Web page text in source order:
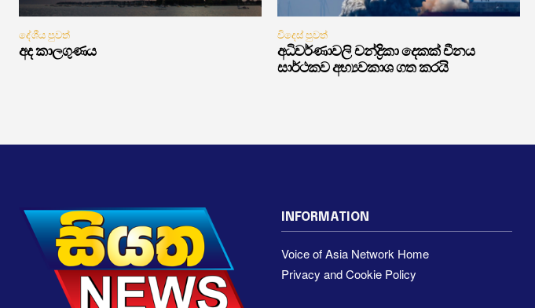
දේශීය පුවත්
අද කාලගුණය
විදෙස් පුවත්
අධිවර්ණාවලි චන්ද්‍රිකා දෙකක් චීනය
සාර්ථකව අභ්‍යවකාශ ගත කරයි
INFORMATION
Voice of Asia Network Home
Privacy and Cookie Policy